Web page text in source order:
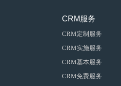
CRM服务
CRM定制服务
CRM实施服务
CRM基本服务
CRM免费服务